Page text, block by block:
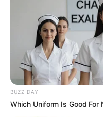
BUZZ DAY
Which Uniform Is Good For